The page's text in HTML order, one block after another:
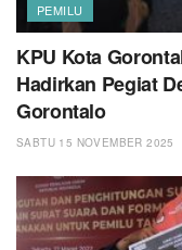
PEMILU
KPU Kota
Hadirkan Pegiat
Gorontalo
SABTU 15 NOVEMBER 2025